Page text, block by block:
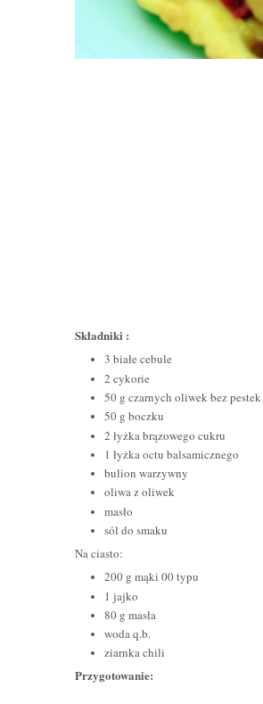
Składniki :
3 białe cebule
2 cykorie
50 g czarnych oliwekbez pestek
50 g boczku
2 łyżka brązowego cukru
1 łyżkaoctu balsamicznego
bulion warzywny
oliwa z oliwek
masło
sól do smaku
Naciasto:
200 g mąki 00typu
1 jajko
80 g masła
wodaq.b.
ziarnka chili
Przygotowanie: